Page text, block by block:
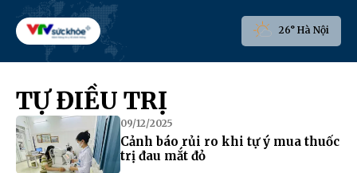
26° Hà Nội
TỰ ĐIỀU TRỊ
09/12/2025
Cảnh báo rủi ro khi tự ý mua thuốc
trị đau mắt đỏ